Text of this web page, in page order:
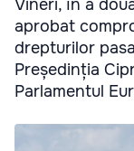
Vineri, în a
aprobat
drepturilor
Președinția
Parlamentul